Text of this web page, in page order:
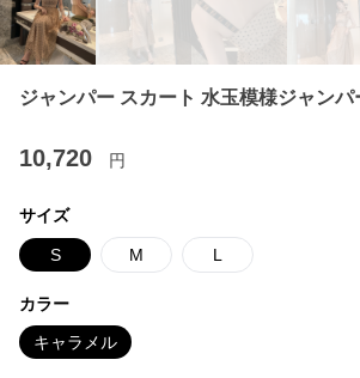
ジャンパー スカート 水玉模様ジャンパ
10,720 円
サイズ
S M L
カラー
キャラメル